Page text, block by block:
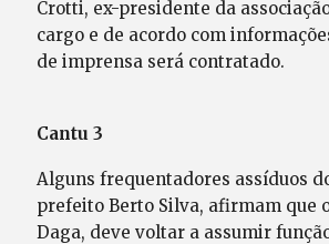
Crotti, ex-presidente da
cargo e de acordo com
de imprensa será contratado.
Cantu 3
Alguns frequentadores assíduos
prefeito Berto Silva, afirmam que
Daga, deve voltar a assumir